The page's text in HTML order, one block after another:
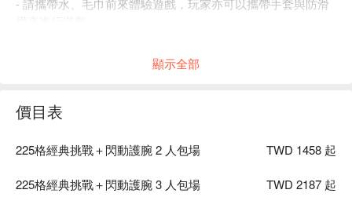
- 請攜帶水、毛巾前來體驗遊戲，玩家亦可以攜帶手套與防滑
樣。遊戲場內可以脫鞋，但務必穿著襪子，若襪子太滑的話現
場有販售止滑襪。請務必穿著全包的鞋子，請勿穿著拖鞋、涼
的鞋款，避免影響遊戲體驗。
- 患有癲癇、心血管疾病、光敏症、骨質疏鬆或者正處於懷孕
狀態或五歲以下幼童（五歲（含）以下僅可遊玩 64 格及 64
plus），禁止參與本活動。如果參加者有其他健康狀況，我們
強烈建議在參與遊戲之前，先諮詢醫療專業人員的意見。確保
自身狀況適合參與本活動。
顯示全部
價目表
225格經典挑戰＋閃動護腕 2 人包場 TWD 1458 起
225格經典挑戰＋閃動護腕 3 人包場 TWD 2187 起